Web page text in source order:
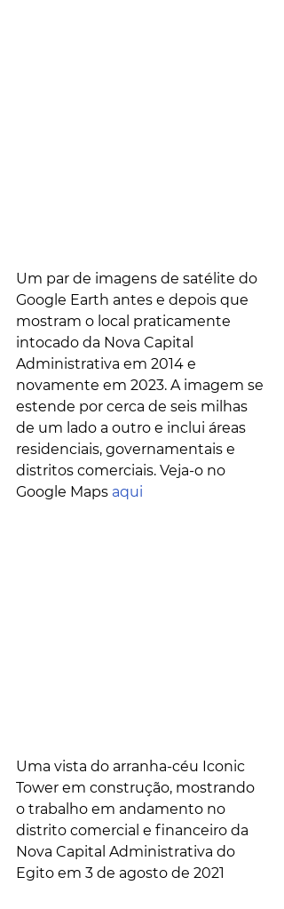
Um par de imagens de satélite do
Google Earth antes e depois que
mostram o local praticamente
intocado da Nova Capital
Administrativa em 2014 e
novamente em 2023. A imagem se
estende por cerca de seis milhas
de um lado a outro e inclui áreas
residenciais, governamentais e
distritos comerciais. Veja-o no
Google Maps aqui
Uma vista do arranha-céu Iconic
Tower em construção, mostrando
o trabalho em andamento no
distrito comercial e financeiro da
Nova Capital Administrativa do
Egito em 3 de agosto de 2021